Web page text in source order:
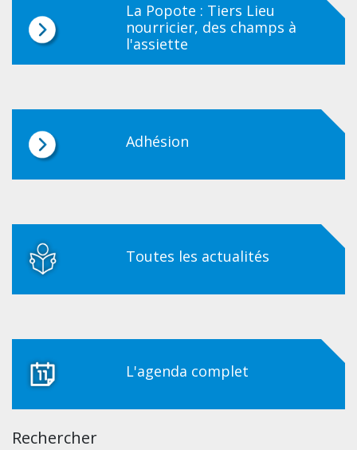
La Popote : Tiers Lieu
nourricier, des champs à
l'assiette
Adhésion
Toutes les actualités
L'agenda complet
Rechercher